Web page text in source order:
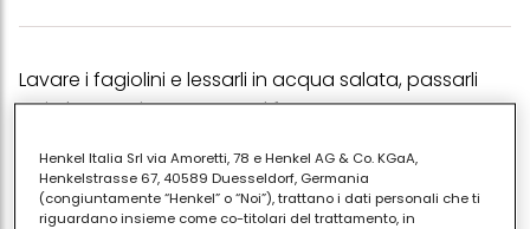
Lavare i fagiolini e lessarli in acqua salata, passarli
poi al setaccio. mettere sul fuoco un tegame,
farlo insaporire. raffreddare la besciamella e unirla al
passato di fagiolini, aggiungere i 4 tuorli d'uovo e il
Henkel Italia Srl via Amoretti, 78 e Henkel AG & Co. KGaA,
Henkelstrasse 67, 40589 Duesseldorf, Germania
(congiuntamente “Henkel” o “Noi”), trattano i dati personali che ti
riguardano insieme come co-titolari del trattamento, in